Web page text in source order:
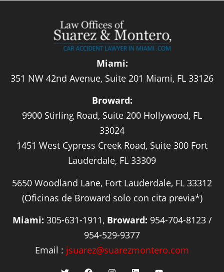
Miami:
351 NW 42nd Avenue, Suite 201 Miami, FL 33126
Broward:
9900 Stirling Road, Suite 200 Hollywood, FL
33024
1451 West Cypress Creek Road, Suite 300 Fort
Lauderdale, FL 33309
5650 Woodland Lane, Fort Lauderdale, FL 33312
(Oficinas de Broward solo con cita previa*)
Miami: 305-631-1911, Broward: 954-704-8123 /
954-529-9377
Email : jsuarez@suarezmontero.com